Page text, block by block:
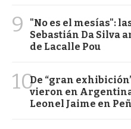
9
"No es el mesías":
Sebastián Da Silva
de Lacalle Pou
10De “gran
vieron en
Leonel Jaime en